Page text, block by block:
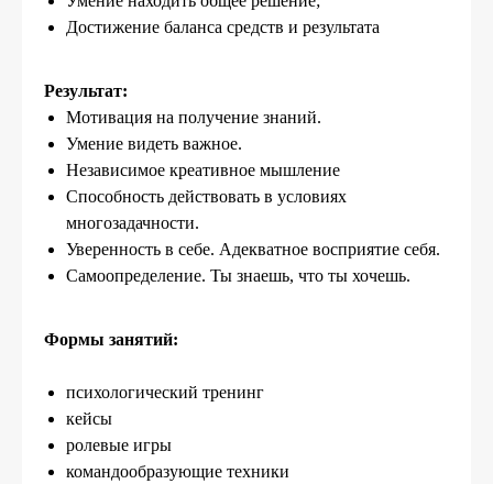
Достижение баланса средств и результата
Результат:
Мотивация на получение знаний.
Умение видеть важное.
Независимое креативное мышление
Способность действовать в условиях
многозадачности.
Уверенность в себе. Адекватное восприятие себя.
Самоопределение. Ты знаешь, что ты хочешь.
Формы занятий:
психологический тренинг
кейсы
ролевые игры
командообразующие техники